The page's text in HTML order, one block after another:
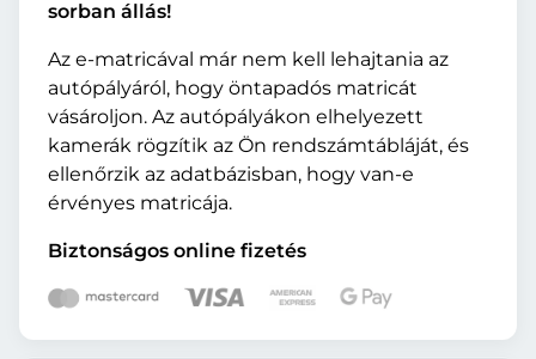
sorban állás!
Az e-matricával már nem kell lehajtania az
autópályáról, hogy öntapadós matricát
vásároljon. Az autópályákon elhelyezett
kamerák rögzítik az Ön rendszámtábláját, és
ellenőrzik az adatbázisban, hogy van-e
érvényes matricája.
Biztonságos online fizetés